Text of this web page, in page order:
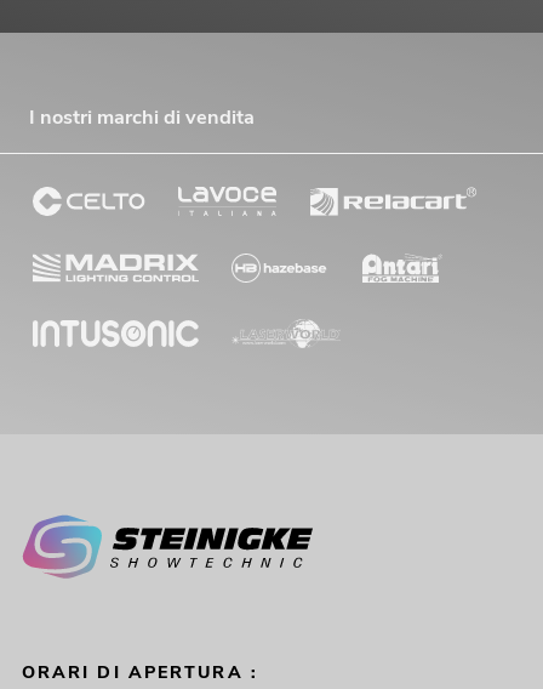
OMNITRONIC MA-240P Amplificatore
No. 80709632
OMNITRONIC CPZ-120P Amplificatore
I nostri marchi di vendita
ORARI DI APERTURA :